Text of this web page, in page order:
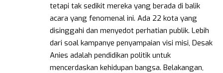
tetapi tak sedikit mereka yang berada di balik
acara yang fenomenal ini. Ada 22 kota yang
disinggahi dan menyedot perhatian publik. Lebih
dari soal kampanye penyampaian visi misi, Desak
Anies adalah pendidikan politik untuk
mencerdaskan kehidupan bangsa. Belakangan,